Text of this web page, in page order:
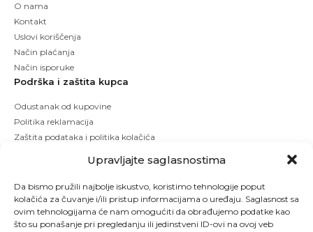
Upravljajte saglasnostima
Da bismo pružili najbolje iskustvo, koristimo tehnologije poput
kolačića za čuvanje i/ili pristup informacijama o uređaju. Saglasnost sa
ovim tehnologijama će nam omogućiti da obrađujemo podatke kao
što su ponašanje pri pregledanju ili jedinstveni ID-ovi na ovoj veb
O nama
Kontakt
Uslovi koriščenja
Način plaćanja
Način isporuke
Podrška i zaštita kupca
Odustanak od kupovine
Politika reklamacija
Zaštita podataka i politika kolačića